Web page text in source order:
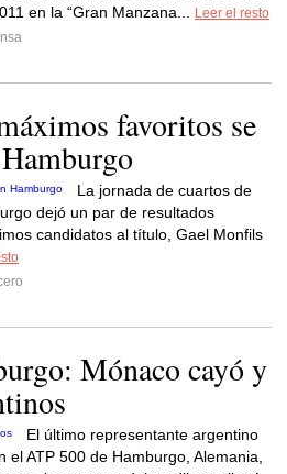
en la “Gran Manzana...
Leer el resto
favoritos se
La jornada de cuartos de
dejó un par de resultados
candidatos al título, Gael Monfils
Mónaco cayó y
El último representante argentino
ATP 500 de Hamburgo, Alemania,